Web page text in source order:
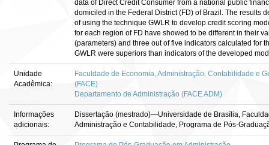
data of Direct Credit Consumer from a national public
domiciled in the Federal District (FD) of Brazil. The results
of using the technique GWLR to develop credit scoring
for each region of FD have showed to be different in their
(parameters) and three out of five indicators calculated for
GWLR were superiors than indicators of the developed
Unidade
Acadêmica:
Faculdade de Economia, Administração, Contabilidade e
(FACE)
Departamento de Administração (FACE ADM)
Informações
adicionais:
Dissertação (mestrado)—Universidade de Brasília,
Administração e Contabilidade, Programa de Pós-